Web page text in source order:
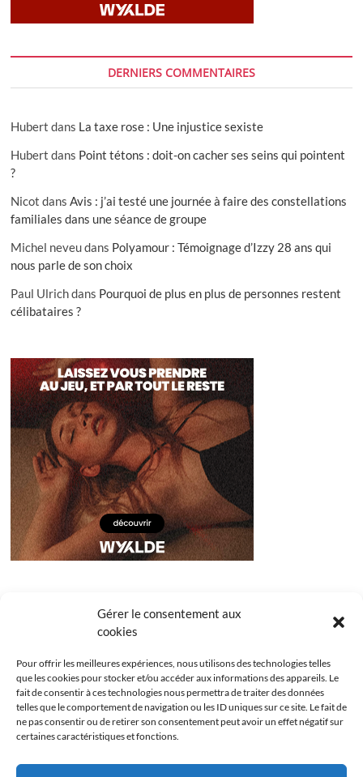
Gérer le consentement aux
cookies
Pour offrir les meilleures expériences, nous utilisons des technologies telles
que les cookies pour stocker et/ou accéder aux informations des appareils. Le
fait de consentir à ces technologies nous permettra de traiter des données
telles que le comportement de navigation ou les ID uniques sur ce site. Le fait de
ne pas consentir ou de retirer son consentement peut avoir un effet négatif sur
certaines caractéristiques et fonctions.
DERNIERS COMMENTAIRES
Hubert dans La taxe rose : Une injustice sexiste
Hubert dans Point tétons : doit-on cacher ses seins qui pointent
?
Nicot dansAvis : j’ai testé une journée à faire des constellations
familiales dans une séance de groupe
Michel neveudans Polyamour : Témoignage d’Izzy 28 ans qui
nous parle de son choix
Paul Ulrichdans Pourquoi de plus en plus de personnes restent
célibataires ?